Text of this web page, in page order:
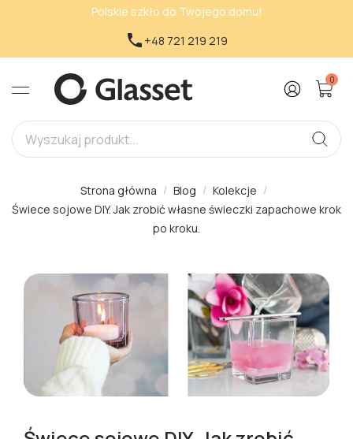
Polskie szkło do Twojego domu!
 +48 721 219 219
0
Strona główna Blog
Kolekcje
Świece sojowe DIY. Jak zrobić własne świeczki zapachowe krok
po kroku.